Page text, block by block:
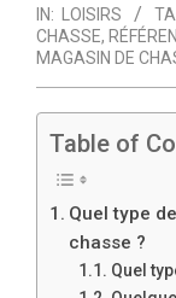
IN: LOISIRS
CHASSE,
MAGASIN DE
Table of
Quel type
chasse ?
Quel